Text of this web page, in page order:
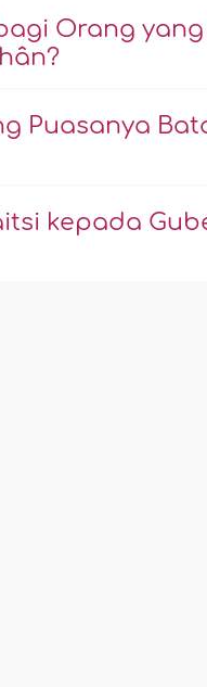
Orang
Puasanya
kepada